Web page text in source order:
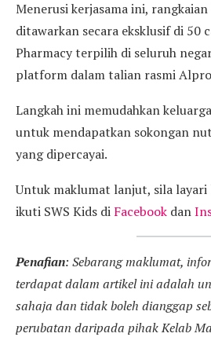
Menerusi kerjasama ini,
ditawarkan secara eksklusif di 50
Pharmacy terpilih di seluruh
platform dalam talian rasmi
Langkah ini memudahkan
untuk mendapatkan sokongan
yang dipercayai.
Untuk maklumat lanjut, sila layari
ikuti SWS Kids di Facebook dan
Penafian: Sebarang maklumat,
terdapat dalam artikel ini adalah
sahaja dan tidak boleh dianggap
perubatan daripada pihak Kelab